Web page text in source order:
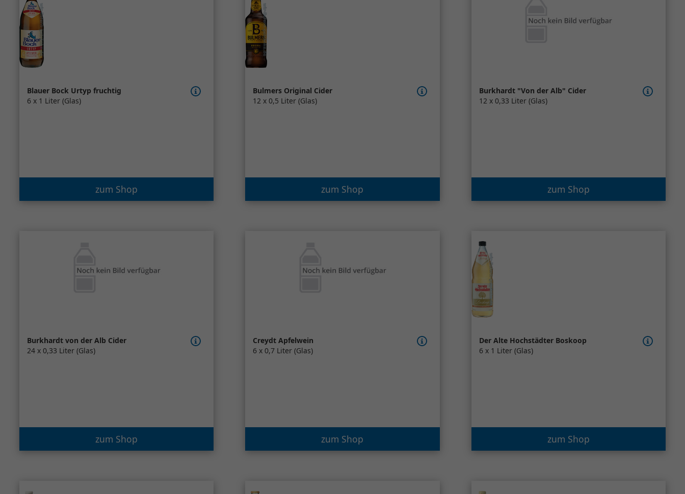
Blauer Bock Urtyp fruchtig
6 x 1 Liter (Glas)
zum Shop
Bulmers Original Cider
12 x 0,5 Liter (Glas)
zum Shop
Burkhardt "Von der Alb" Cider
12 x 0,33 Liter (Glas)
zum Shop
Burkhardt von der Alb Cider
24 x 0,33 Liter (Glas)
zum Shop
Creydt Apfelwein
6 x 0,7 Liter (Glas)
zum Shop
Der Alte Hochstädter Boskoop
6 x 1 Liter (Glas)
zum Shop